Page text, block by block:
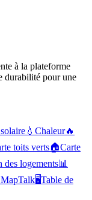
à la plateforme
durabilité pour une
💧 Chaleur🔥
toits verts🏠Carte
des logements📊
MapTalk🖥️Table de